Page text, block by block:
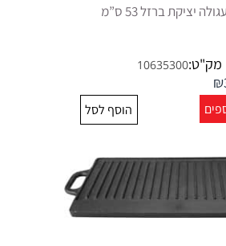
יציקת ברזל 53 ס”מ
מק"ט:10635300
₪
הוסף לסל